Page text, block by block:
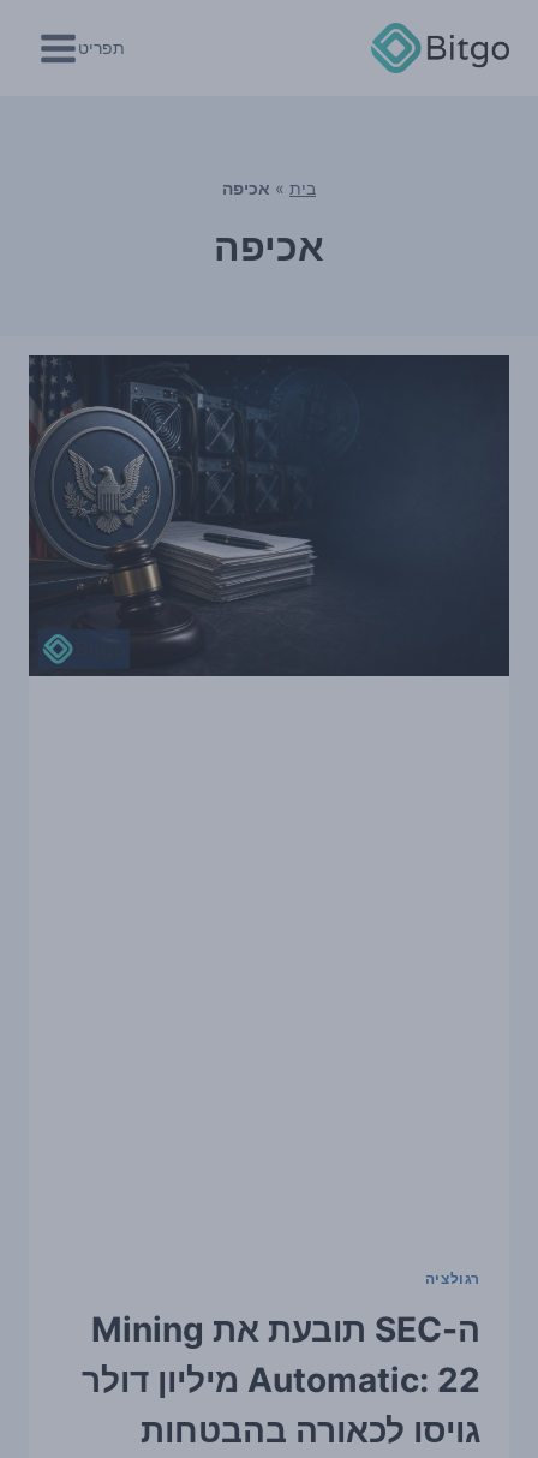
תפריט
בית » אכיפה
אכיפה
רגולציה
ה-SEC תובעת את Mining
Automatic: 22 מיליון דולר
גויסו לכאורה בהבטחות